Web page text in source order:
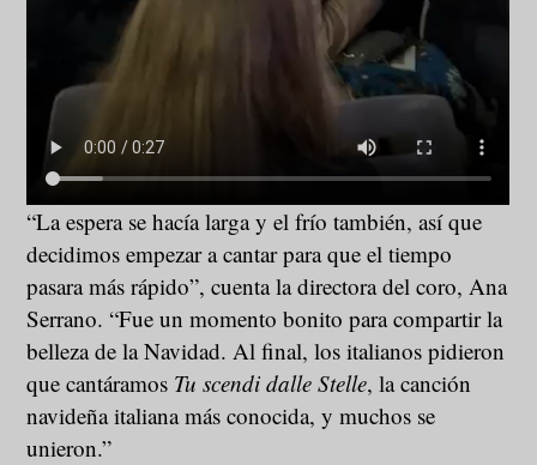
“La espera se hacía larga y el frío también, así que
decidimos empezar a cantar para que el tiempo
pasara más rápido”, cuenta la directora del coro, Ana
Serrano. “Fue un momento bonito para compartir la
belleza de la Navidad. Al final, los italianos pidieron
que cantáramos Tu scendi dalle Stelle, la canción
navideña italiana más conocida, y muchos se
unieron.”